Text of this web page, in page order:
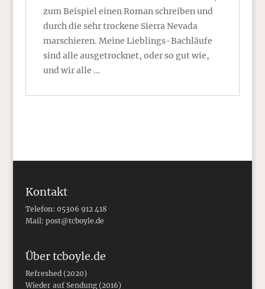
zum Beispiel einen Roman schreiben und
durch die sehr trockene Sierra Nevada
marschieren. Meine Lieblings-Bachläufe
sind alle ausgetrocknet, oder so gut wie,
und wir alle …
Kontakt
Telefon: 05306 912 418
Mail: post@tcboyle.de
Über tcboyle.de
Refreshed (2020)
Wieder auf Sendung (2016)